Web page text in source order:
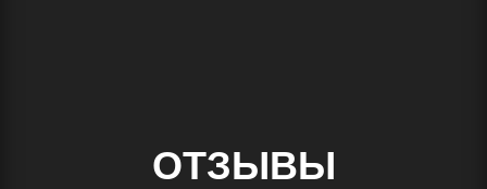
ОТЗЫВЫ